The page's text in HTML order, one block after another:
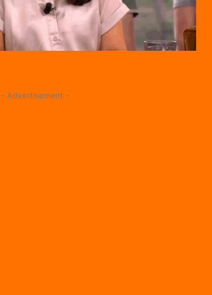
- Advertisement -